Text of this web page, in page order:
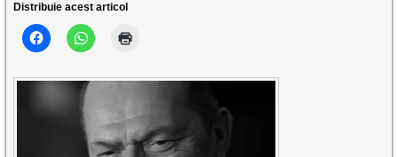
Distribuie acest articol